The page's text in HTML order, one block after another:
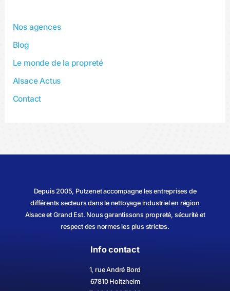
Nos agences
Blog
Le monde de la propreté
Alsace Actus
Contact
Depuis 2005, Putzenet accompagne les entreprises de
différents secteurs dans le nettoyage industriel en région
Alsace et Grand Est. Nous garantissons propreté, sécurité et
respect des normes les plus strictes.
Info contact
1, rue André Bord
67810 Holtzheim